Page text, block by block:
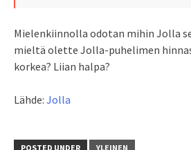
Mielenkiinnolla odotan mihin Jolla
mieltä olette Jolla-puhelimen
korkea? Liian halpa?
Lähde: Jolla
POSTED UNDER YLEINEN